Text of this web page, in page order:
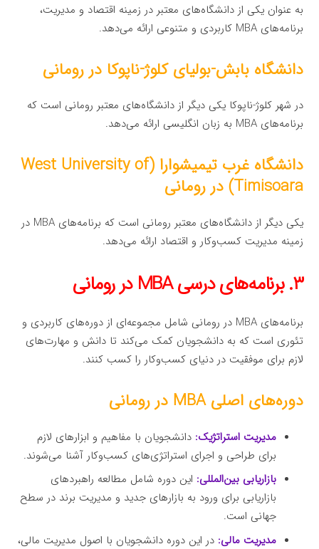
به عنوان یکی از دانشگاه‌های معتبر در زمینه اقتصاد و مدیریت،
برنامه‌های MBA کاربردی و متنوعی ارائه می‌دهد.
دانشگاه بابش-بولیای کلوژ-ناپوکا در رومانی
در شهر کلوژ-ناپوکا یکی دیگر از دانشگاه‌های معتبر رومانی است که
برنامه‌های MBA به زبان انگلیسی ارائه می‌دهد.
دانشگاه غرب تیمیشوارا (West University of
Timisoara) در رومانی
یکی دیگر از دانشگاه‌های معتبر رومانی است که برنامه‌های MBA در
زمینه مدیریت کسب‌وکار و اقتصاد ارائه می‌دهد.
۳. برنامه‌های درسی MBA در رومانی
برنامه‌های MBA در رومانی شامل مجموعه‌ای از دوره‌های کاربردی و
تئوری است که به دانشجویان کمک می‌کند تا دانش و مهارت‌های
لازم برای موفقیت در دنیای کسب‌وکار را کسب کنند.
دوره‌های اصلی MBA در رومانی
مدیریت استراتژیک: دانشجویان با مفاهیم و ابزارهای لازم
برای طراحی و اجرای استراتژی‌های کسب‌وکار آشنا می‌شوند.
بازاریابی بین‌المللی: این دوره شامل مطالعه راهبردهای
بازاریابی برای ورود به بازارهای جدید و مدیریت برند در سطح
جهانی است.
مدیریت مالی: در این دوره دانشجویان با اصول مدیریت مالی،